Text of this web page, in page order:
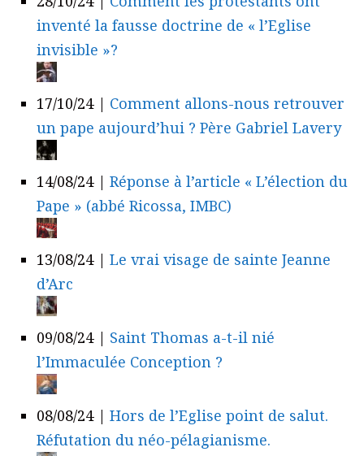
inventé la fausse doctrine de « l’Eglise
invisible »?
17/10/24 | Comment allons-nous retrouver
un pape aujourd’hui ? Père Gabriel Lavery
14/08/24 | Réponse à l’article « L’élection du
Pape » (abbé Ricossa, IMBC)
13/08/24 | Le vrai visage de sainte Jeanne
d’Arc
09/08/24 | Saint Thomas a-t-il nié
l’Immaculée Conception ?
08/08/24 | Hors de l’Eglise point de salut.
Réfutation du néo-pélagianisme.